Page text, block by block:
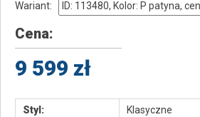
Wariant:
Cena:
9 599 zł
Styl:
Klasyczne